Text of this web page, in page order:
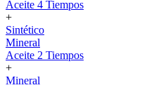
Aceite 4 Tiempos
+
Sintético
Mineral
Aceite 2 Tiempos
+
Mineral